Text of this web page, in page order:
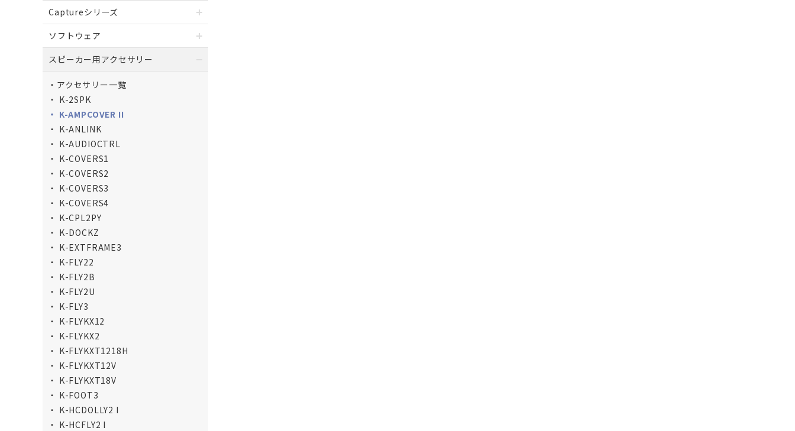
Captureシリーズ
ソフトウェア
スピーカー用アクセサリー
アクセサリー一覧
K-2SPK
K-AMPCOVER II
K-ANLINK
K-AUDIOCTRL
K-COVERS1
K-COVERS2
K-COVERS3
K-COVERS4
K-CPL2PY
K-DOCKZ
K-EXTFRAME3
K-FLY22
K-FLY2B
K-FLY2U
K-FLY3
K-FLYKX12
K-FLYKX2
K-FLYKXT1218H
K-FLYKXT12V
K-FLYKXT18V
K-FOOT3
K-HCDOLLY2 I
K-HCFLY2 I